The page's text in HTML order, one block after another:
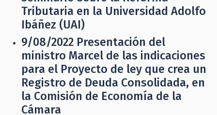
Tributaria en la Universidad Adolfo
Ibáñez (UAI)
9/08/2022 Presentación del
ministro Marcel de las indicaciones
para el Proyecto de ley que crea un
Registro de Deuda Consolidada, en
la Comisión de Economía de la
Cámara